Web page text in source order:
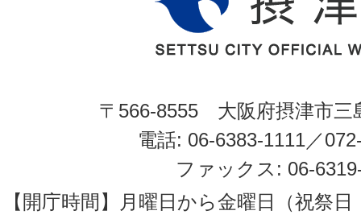
〒566-8555 大阪府摂津市三
電話: 06-6383-1111／
ファックス: 06-
【開庁時間】月曜日から金曜日（祝祭